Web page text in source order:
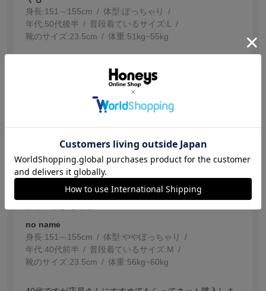
身長:151～155cm 体型:ぽっちゃり
年代:50代後半 普段着ているサイズ:L
靴のサイズ:23.5cm 体重:51kg~55kg
【投稿日：2026.6.24】
若向けのパンツ
サイズ：Ｌ
色：ブラック
no name
身長:151～155cm 体型:ぽっちゃり
年代:40代前半 普段着ているサイズ:M
靴のサイズ:23.5cm 体重:56kg~60kg